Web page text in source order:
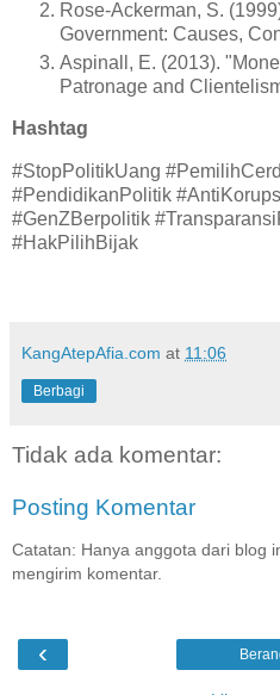
Rose-Ackerman, S.
Government: Causes,
Aspinall, E. (2013).
Patronage and
Hashtag
#StopPolitikUang
#PendidikanPolitik
#GenZBerpolitik
#HakPilihBijak
KangAtepAfia.com at 11:06
Berbagi
Tidak ada komentar:
Posting Komentar
Catatan: Hanya anggota dari blog
mengirim komentar.
‹